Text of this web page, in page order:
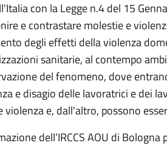
con la Legge n.4 del 15
e contrastare molestie e
degli effetti della violenza
sanitarie, al contempo
del fenomeno, dove
e disagio delle lavoratrici e dei
e, dall'altro, possono
dell’IRCCS AOU di